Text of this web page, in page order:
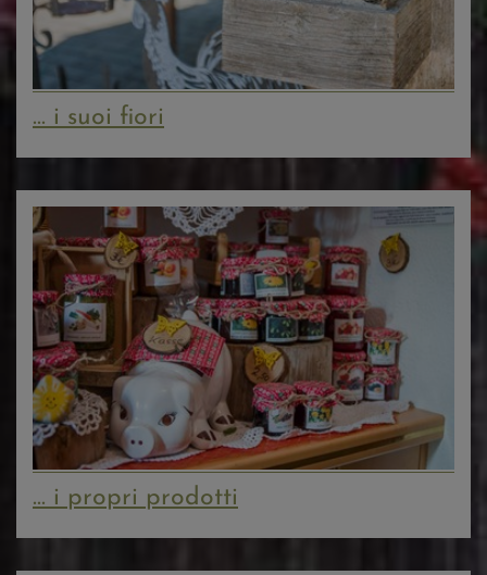
... i suoi fiori
... i propri prodotti